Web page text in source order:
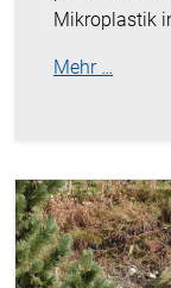
Mikroplastik
Mehr …